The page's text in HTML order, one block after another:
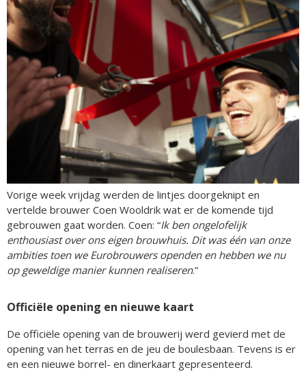
Vorige week vrijdag werden de lintjes doorgeknipt en
vertelde brouwer Coen Wooldrik wat er de komende tijd
gebrouwen gaat worden. Coen: “Ik ben ongelofelijk
enthousiast over ons eigen brouwhuis. Dit was één van onze
ambities toen we Eurobrouwers openden en hebben we nu
op geweldige manier kunnen realiseren.”
Officiële opening en nieuwe kaart
De officiële opening van de brouwerij werd gevierd met de
opening van het terras en de jeu de boulesbaan. Tevens is er
en een nieuwe borrel- en dinerkaart gepresenteerd.